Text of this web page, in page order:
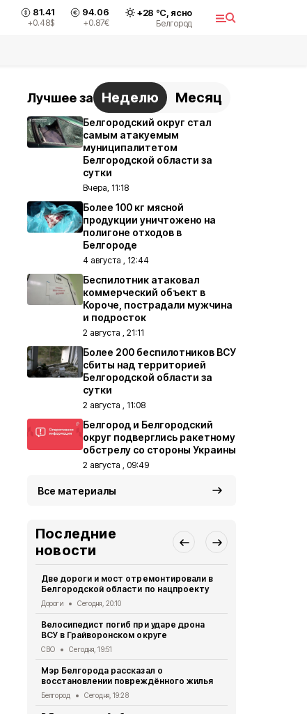
81.41
+0.48$
94.06
+0.87€
+28 °С, ясно
Белгород
Лучшее за Неделю Месяц
Белгородский округ стал
самым атакуемым
муниципалитетом
Белгородской области за
сутки
Вчера, 11:18
Более 100 кг мясной
продукции уничтожено на
полигоне отходов в
Белгороде
4 августа , 12:44
Беспилотник атаковал
коммерческий объект в
Короче, пострадали мужчина
и подросток
2 августа , 21:11
Более 200 беспилотников ВСУ
сбиты над территорией
Белгородской области за
сутки
2 августа , 11:08
Белгород и Белгородский
округ подверглись ракетному
обстрелу со стороны Украины
2 августа , 09:49
Все материалы
Последние
новости
Две дороги и мост отремонтировали в
Белгородской области по нацпроекту
Дороги Сегодня, 20:10
Велосипедист погиб при ударе дрона
ВСУ в Грайворонском округе
СВО Сегодня, 19:51
Мэр Белгорода рассказал о
восстановлении повреждённого жилья
Белгород Сегодня, 19:28